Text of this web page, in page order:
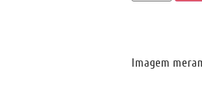
Imagem